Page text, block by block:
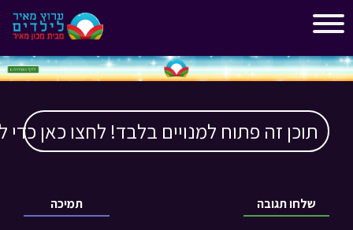
תוכן זה פתוח למנויים בלבד! לחצו כאן כדי
תמיכה שלחו תגובה